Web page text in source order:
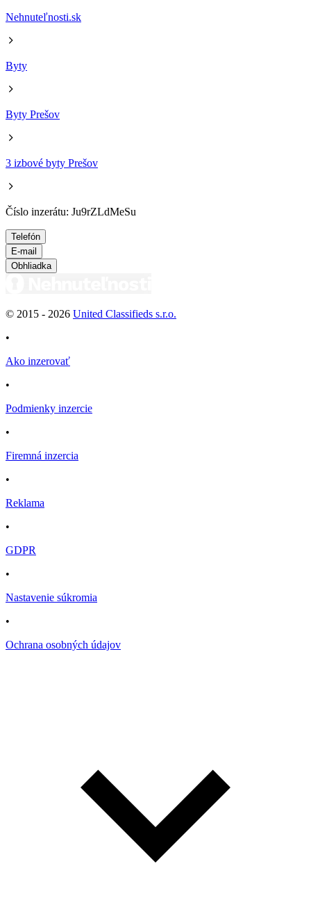
Nehnuteľnosti.sk
Byty
Byty Prešov
3 izbové byty Prešov
Číslo inzerátu: Ju9rZLdMeSu
Telefón
E-mail
Obhliadka
© 2015 - 2026 United Classifieds s.r.o.
•
Ako inzerovať
•
Podmienky inzercie
•
Firemná inzercia
•
Reklama
•
GDPR
•
Nastavenie súkromia
•
Ochrana osobných údajov